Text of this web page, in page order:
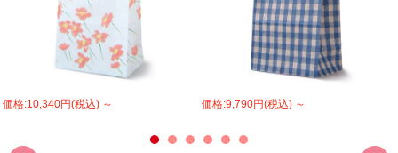
価格:10,340円(税込) ～ 価格:9,790円(税込) ～